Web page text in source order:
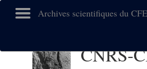
Archives scientifiques du
CNRS-